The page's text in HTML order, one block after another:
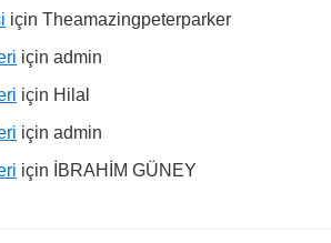
için Theamazingpeterparker
için admin
için Hilal
için admin
için İBRAHİM GÜNEY